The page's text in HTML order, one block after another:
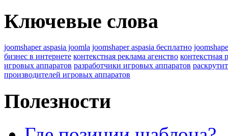
Ключевые слова
joomshaper aspasia joomla joomshaper aspasia бесплатно
бизнес в интернете контекстная реклама агенство контекстная
игровых аппаратов разработчики игровых аппаратов
производителей игровых аппаратов
Полезности